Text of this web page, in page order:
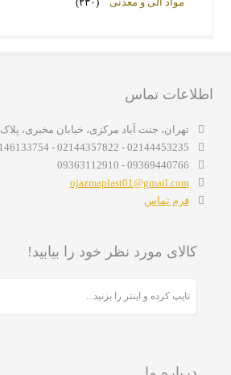
اطلاعات تماس
تهران، جنت آباد مرکزی، خیابان مخبری، پلاک 215، واحد 1 غربی
02144453235 - 02144357822 - 02146133754
09369440766 - 09363112910
ojazmaplast01@gmail.com
فرم تماس
کالای مورد نظر خود را بیابید!